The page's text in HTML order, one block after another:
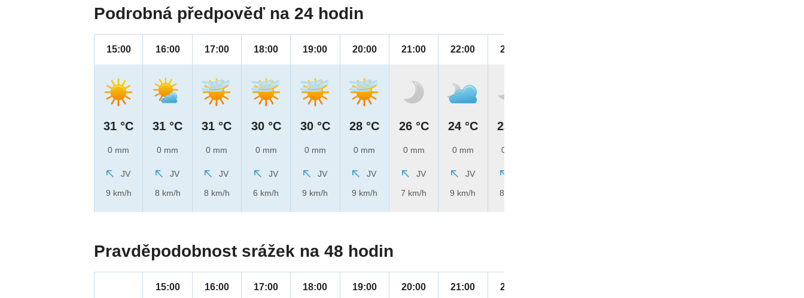
Podrobná předpověď na 24 hodin
15:00
31 °C
0 mm
JV
9 km/h
16:00
31 °C
0 mm
JV
8 km/h
17:00
31 °C
0 mm
JV
8 km/h
18:00
30 °C
0 mm
JV
6 km/h
19:00
30 °C
0 mm
JV
9 km/h
20:00
28 °C
0 mm
JV
9 km/h
21:00
26 °C
0 mm
JV
7 km/h
22:00
24 °C
0 mm
JV
9 km/h
23:00
23 °C
0 mm
8 km/h
Pravděpodobnost srážek na 48 hodin
15:00 16:00 17:00 18:00 19:00 20:00 21:00 22:00